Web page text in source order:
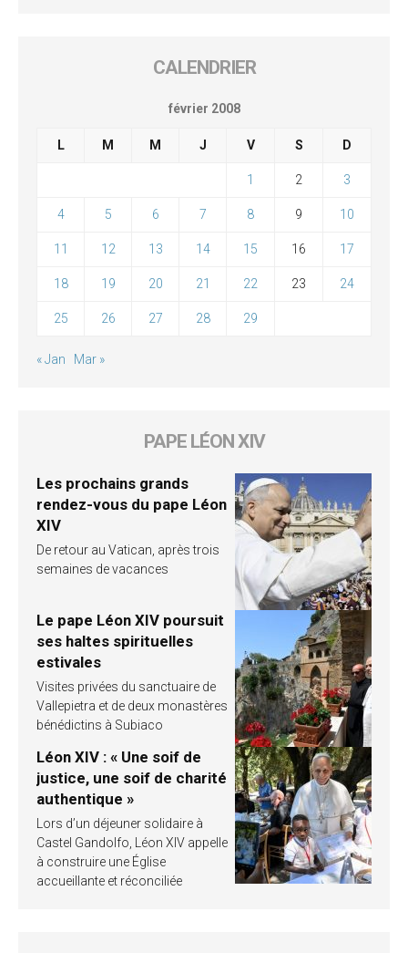
CALENDRIER
février 2008
L M M J V S D
1 2 3
4 5 6 7 8 9 10
11 12 13 14 15 16 17
18 19 20 21 22 23 24
25 26 27 28 29
« Jan Mar »
PAPE LÉON XIV
Les prochains grands
rendez-vous du pape Léon
XIV
De retour au Vatican, après trois
semaines de vacances
Le pape Léon XIV poursuit
ses haltes spirituelles
estivales
Visites privées du sanctuaire de
Vallepietra et de deux monastères
bénédictins à Subiaco
Léon XIV : « Une soif de
justice, une soif de charité
authentique »
Lors d’un déjeuner solidaire à
Castel Gandolfo, Léon XIV appelle
à construire une Église
accueillante et réconciliée